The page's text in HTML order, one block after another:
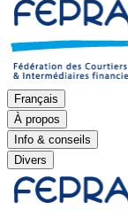
Français
À propos
Info & conseils
Divers